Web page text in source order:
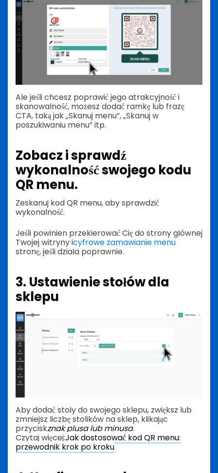
Ale jeśli chcesz poprawić jego atrakcyjność i
skanowalność, możesz dodać ramkę lub frazę
CTA, taką jak „Skanuj menu”, „Skanuj w
poszukiwaniu menu” itp.
Zobacz i sprawdź
wykonalność swojego kodu
QR menu.
Zeskanuj kod QR menu, aby sprawdzić
wykonalność.
Jeśli powinien przekierować Cię do strony głównej
Twojej witryny icyfrowe zamawianie menu
stronę, jeśli działa poprawnie.
3. Ustawienie stołów dla
sklepu
Aby dodać stoły do swojego sklepu, zwiększ lub
zmniejsz liczbę stolików na sklep, klikając
przyciskznak plusa lub minusa.
Czytaj więcej:Jak dostosować kod QR menu:
przewodnik krok po kroku